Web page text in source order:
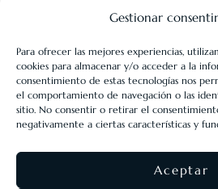
Gestionar
Para ofrecer las mejores experiencias,
cookies para almacenar y/o acceder a la
consentimiento de estas tecnologías nos
el comportamiento de navegación o las
sitio. No consentir o retirar el
negativamente a ciertas características y
Aceptar
LIBRERÍA UNIVERSITARIA LEÓN
de Fondos Europeos, cuyo objetivo
competitividad de las PYMES, y
marcha un Plan de Acción con el
digitalización y la competitividad de
2025. Para ello ha contado con el